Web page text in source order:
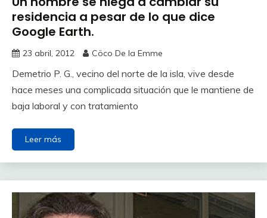
residencia a pesar de lo que dice
Google Earth.
23 abril, 2012 Cöco De la Emme
Demetrio P. G., vecino del norte de la isla, vive desde
hace meses una complicada situación que le mantiene de
baja laboral y con tratamiento
Leer más